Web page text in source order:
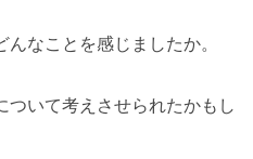
なことを感じましたか。
いて考えさせられたかもし